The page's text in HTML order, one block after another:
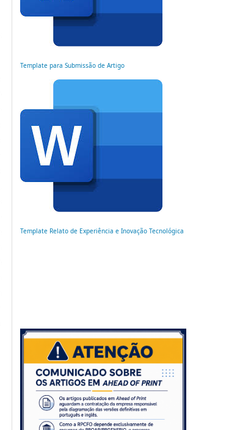
Template para Submissão de Artigo
Template Relato de Experiência e Inovação Tecnológica